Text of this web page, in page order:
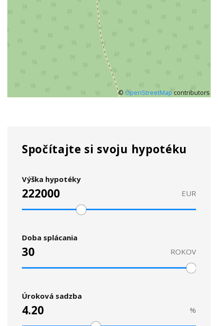
© OpenStreetMapcontributors
Spočítajte si svoju hypotéku
Výška hypotéky
EUR
Doba splácania
ROKOV
Úroková sadzba
%